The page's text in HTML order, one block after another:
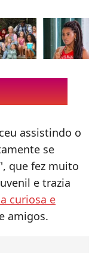
assistindo o
se
', que fez muito
e trazia
curiosa e
amigos.